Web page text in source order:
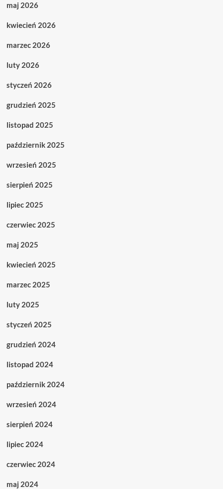
maj 2026
kwiecień 2026
marzec 2026
luty 2026
styczeń 2026
grudzień 2025
listopad 2025
październik 2025
wrzesień 2025
sierpień 2025
lipiec 2025
czerwiec 2025
maj 2025
kwiecień 2025
marzec 2025
luty 2025
styczeń 2025
grudzień 2024
listopad 2024
październik 2024
wrzesień 2024
sierpień 2024
lipiec 2024
czerwiec 2024
maj 2024